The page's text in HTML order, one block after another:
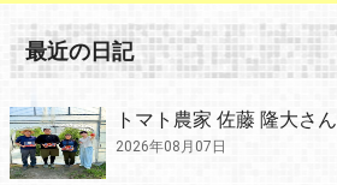
最近の日記
トマト農家 佐藤 隆大さん
2026年08月07日